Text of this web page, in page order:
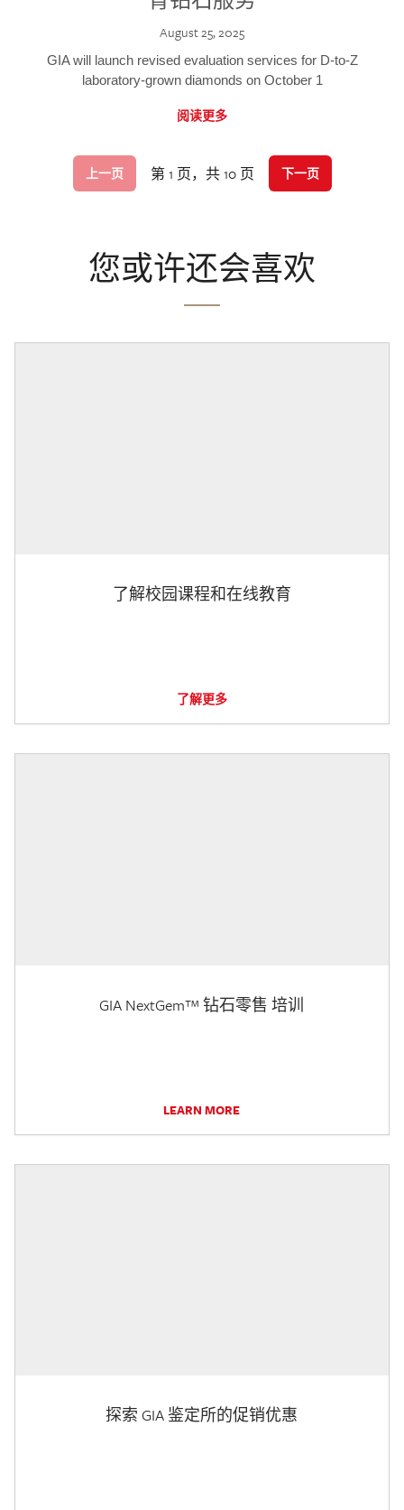
August 25, 2025
GIA will launch revised evaluation services for D-to-Z
laboratory-grown diamonds on October 1
阅读更多
上一页 第 1 页，共 10 页 下一页
您或许还会喜欢
了解校园课程和在线教育
了解更多
GIA NextGem™ 钻石零售 培训
LEARN MORE
探索 GIA 鉴定所的促销优惠